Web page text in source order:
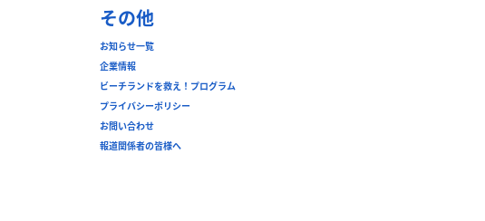
その他
お知らせ一覧
企業情報
ビーチランドを救え！プログラム
プライバシーポリシー
お問い合わせ
報道関係者の皆様へ